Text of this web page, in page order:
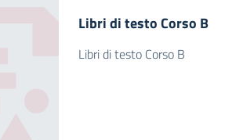
Libri di testo Corso B
Libri di testo Corso B